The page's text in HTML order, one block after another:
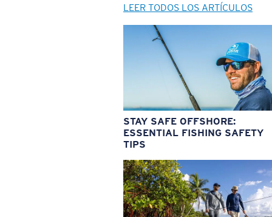
LEER TODOS LOS ARTÍCULOS
STAY SAFE OFFSHORE:
ESSENTIAL FISHING SAFETY
TIPS